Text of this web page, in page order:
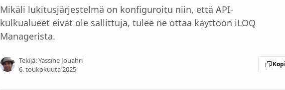
Mikäli lukitusjärjestelmä on konfiguroitu niin, että API-
kulkualueet eivät ole sallittuja, tulee ne ottaa käyttöön iLOQ
Managerista.
Tekijä:Yassine Jouahri
6. toukokuuta 2025